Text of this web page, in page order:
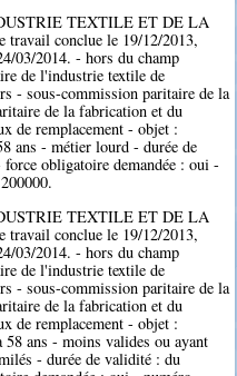
TEXTILE ET DE LA
conclue le 19/12/2013,
03/2014. - hors du champ
de l'industrie textile de
- sous-commission paritaire de la
de la fabrication et du
de remplacement - objet :
ans - métier lourd - durée de
obligatoire demandée : oui -
TEXTILE ET DE LA
conclue le 19/12/2013,
03/2014. - hors du champ
de l'industrie textile de
- sous-commission paritaire de la
de la fabrication et du
de remplacement - objet :
58 ans - moins valides ou ayant
- durée de validité : du